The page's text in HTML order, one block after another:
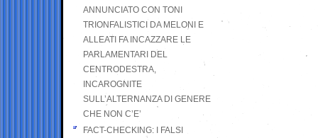
ANNUNCIATO CON TONI
TRIONFALISTICI DA MELONI E
ALLEATI FA INCAZZARE LE
PARLAMENTARI DEL
CENTRODESTRA,
INCAROGNITE
SULL’ALTERNANZA DI GENERE
CHE NON C’E’
FACT-CHECKING: I FALSI